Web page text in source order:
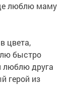
люблю маму
цвета,
быстро
люблю друга
герой из